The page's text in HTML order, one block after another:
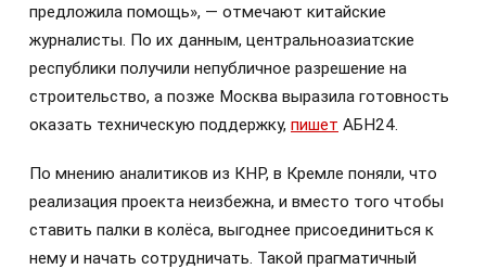
предложила помощь», — отмечают китайские
журналисты. По их данным, центральноазиатские
республики получили непубличное разрешение на
строительство, а позже Москва выразила готовность
оказать техническую поддержку, пишет АБН24.
По мнению аналитиков из КНР, в Кремле поняли, что
реализация проекта неизбежна, и вместо того чтобы
ставить палки в колёса, выгоднее присоединиться к
нему и начать сотрудничать. Такой прагматичный